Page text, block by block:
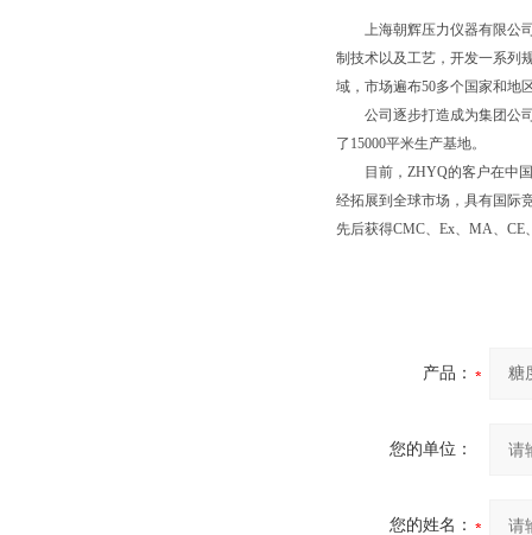
上海朝辉压力仪器有限公
制技术以及工艺，开发一系列
域，市场遍布50多个国家和地
公司逐步打造成为集团公
了15000平米生产基地。
目前，ZHYQ的客户在中
经拓展到全球市场，具有国际
先后获得CMC、Ex、MA、CE
产品：
您的单位：
您的姓名：